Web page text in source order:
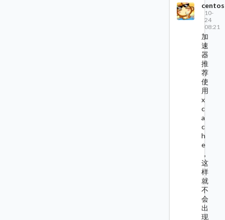
centos
10-
24
08:21
加
速
器
推
荐
使
用
x
c
a
c
h
e
，
这
样
就
不
会
出
现